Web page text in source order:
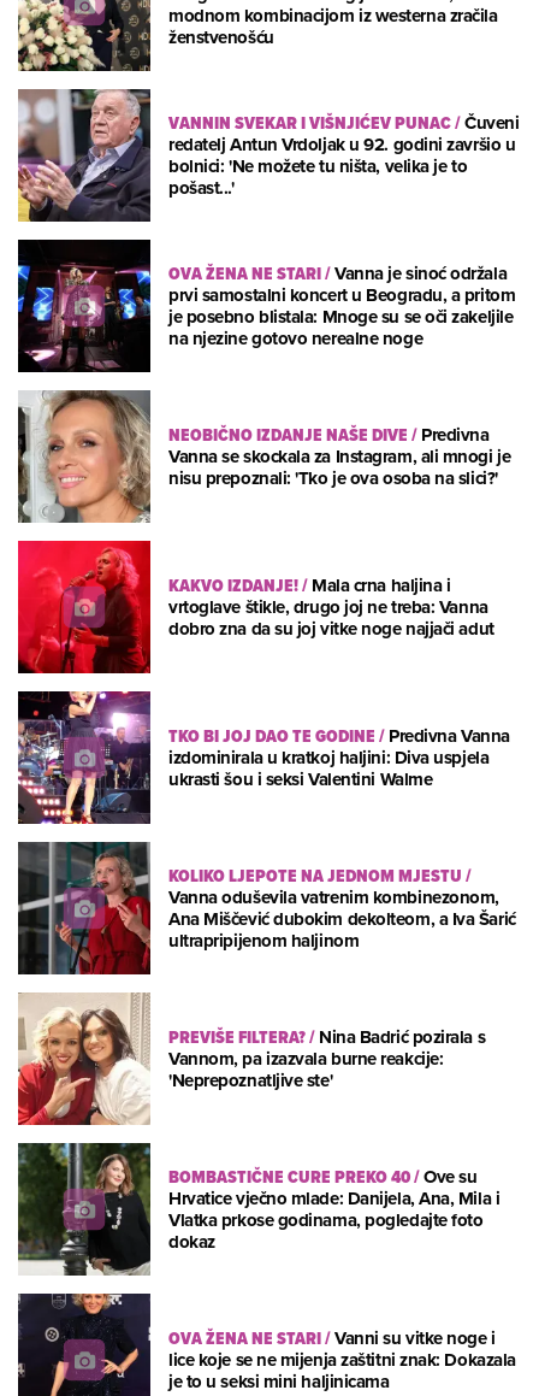
modnom kombinacijom iz westerna zračila
ženstvenošću
VANNIN SVEKAR I VIŠNJIĆEV PUNAC/Čuveni
redatelj Antun Vrdoljak u 92. godini završio u
bolnici: 'Ne možete tu ništa, velika je to
pošast...'
OVA ŽENA NE STARI/Vanna je sinoć održala
prvi samostalni koncert u Beogradu, a pritom
je posebno blistala: Mnoge su se oči zakeljile
na njezine gotovo nerealne noge
NEOBIČNO IZDANJE NAŠE DIVE/Predivna
Vanna se skockala za Instagram, ali mnogi je
nisu prepoznali: 'Tko je ova osoba na slici?'
KAKVO IZDANJE!/Mala crna haljina i
vrtoglave štikle, drugo joj ne treba: Vanna
dobro zna da su joj vitke noge najjači adut
TKO BI JOJ DAO TE GODINE/Predivna Vanna
izdominirala u kratkoj haljini: Diva uspjela
ukrasti šou i seksi Valentini Walme
KOLIKO LJEPOTE NA JEDNOM MJESTU/
Vanna oduševila vatrenim kombinezonom,
Ana Miščević dubokim dekolteom, a Iva Šarić
ultrapripijenom haljinom
PREVIŠE FILTERA?/Nina Badrić pozirala s
Vannom, pa izazvala burne reakcije:
'Neprepoznatljive ste'
BOMBASTIČNE CURE PREKO 40/Ove su
Hrvatice vječno mlade: Danijela, Ana, Mila i
Vlatka prkose godinama, pogledajte foto
dokaz
OVA ŽENA NE STARI/Vanni su vitke noge i
lice koje se ne mijenja zaštitni znak: Dokazala
je to u seksi mini haljinicama